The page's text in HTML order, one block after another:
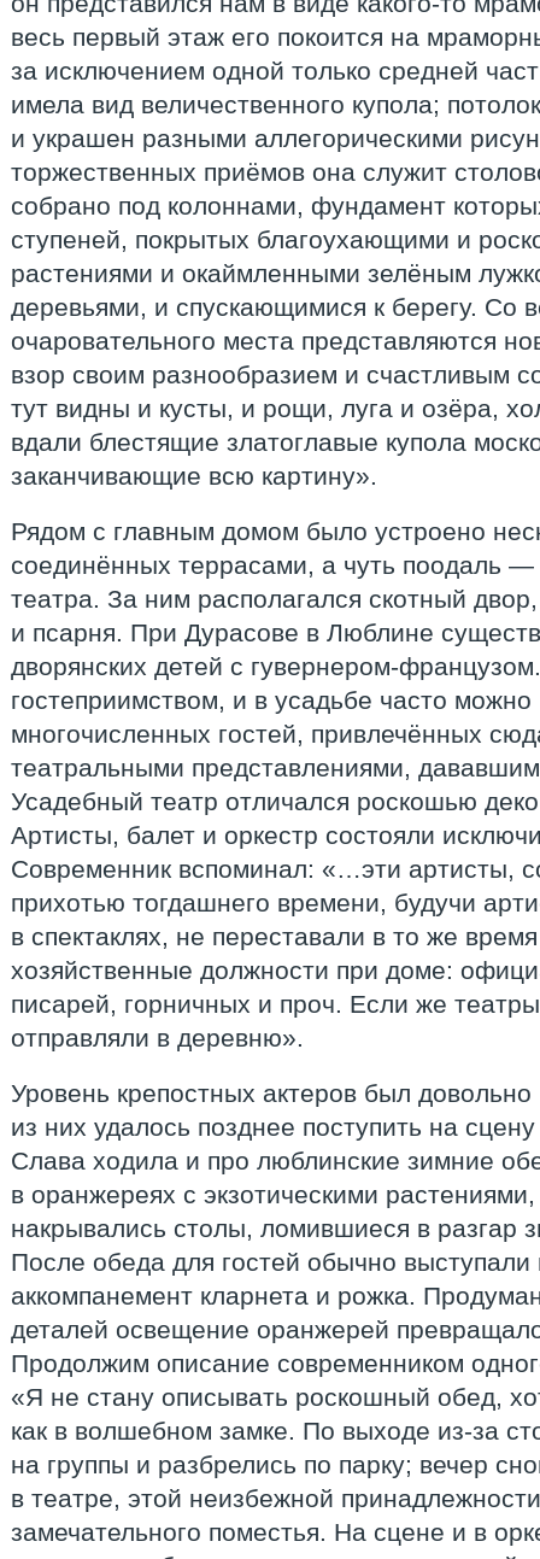
весь первый этаж его покоится на
за исключением одной только средней
имела вид величественного купола;
и украшен разными аллегорическими
торжественных приёмов она служит
собрано под колоннами, фундамент
ступеней, покрытых благоухающими и
растениями и окаймленными зелёным
деревьями, и спускающимися к берегу. Со
очаровательного места представляются
взор своим разнообразием и счастливым
тут видны и кусты, и рощи, луга и озёра,
вдали блестящие златоглавые купола
заканчивающие всю картину».
Рядом с главным домом было устроено
соединённых террасами, а чуть поодаль
театра. За ним располагался скотный
и псарня. При Дурасове в Люблине
дворянских детей с гувернером-
гостеприимством, и в усадьбе часто
многочисленных гостей, привлечённых
театральными представлениями,
Усадебный театр отличался роскошью
Артисты, балет и оркестр состояли
Современник вспоминал: «…эти артисты,
прихотью тогдашнего времени, будучи
в спектаклях, не переставали в то же
хозяйственные должности при доме:
писарей, горничных и проч. Если же
отправляли в деревню».
Уровень крепостных актеров был
из них удалось позднее поступить на
Слава ходила и про люблинские зимние
в оранжереях с экзотическими
накрывались столы, ломившиеся в разгар
После обеда для гостей обычно выступали
аккомпанемент кларнета и рожка.
деталей освещение оранжерей
Продолжим описание современником
«Я не стану описывать роскошный обед,
как в волшебном замке. По выходе из-за
на группы и разбрелись по парку; вечер
в театре, этой неизбежной
замечательного поместья. На сцене и в